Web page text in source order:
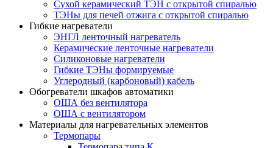
Сухой керамический ТЭН с открытой спиралью
ТЭНы для печей отжига с открытой спиралью
Гибкие нагреватели
ЭНГЛ ленточный нагреватель
Керамические ленточные нагреватели
Силиконовые нагреватели
Гибкие ТЭНы формируемые
Углеродный (карбоновый) кабель
Обогреватели шкафов автоматики
ОША без вентилятора
ОША с вентилятором
Материалы для нагревательных элементов
Термопары